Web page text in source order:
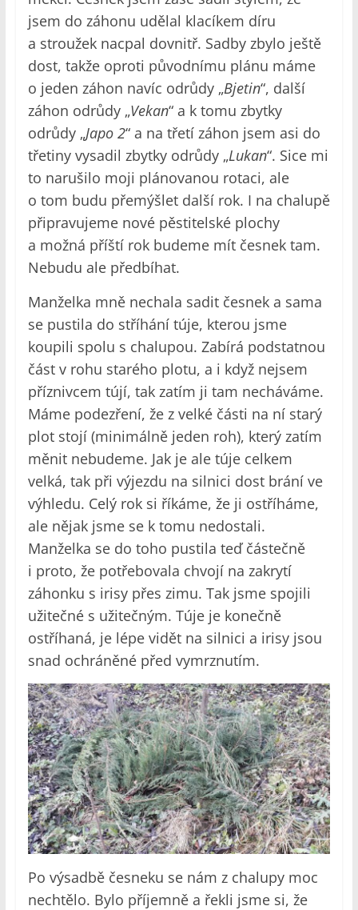
jsem do záhonu udělal klacíkem díru
a stroužek nacpal dovnitř. Sadby zbylo ještě
dost, takže oproti původnímu plánu máme
o jeden záhon navíc odrůdy „Bjetin“, další
záhon odrůdy „Vekan“ a k tomu zbytky
odrůdy „Japo 2“ a na třetí záhon jsem asi do
třetiny vysadil zbytky odrůdy „Lukan“. Sice mi
to narušilo moji plánovanou rotaci, ale
o tom budu přemýšlet další rok. I na chalupě
připravujeme nové pěstitelské plochy
a možná příští rok budeme mít česnek tam.
Nebudu ale předbíhat.
Manželka mně nechala sadit česnek a sama
se pustila do stříhání túje, kterou jsme
koupili spolu s chalupou. Zabírá podstatnou
část v rohu starého plotu, a i když nejsem
příznivcem tújí, tak zatím ji tam necháváme.
Máme podezření, že z velké části na ní starý
plot stojí (minimálně jeden roh), který zatím
měnit nebudeme. Jak je ale túje celkem
velká, tak při výjezdu na silnici dost brání ve
výhledu. Celý rok si říkáme, že ji ostříháme,
ale nějak jsme se k tomu nedostali.
Manželka se do toho pustila teď částečně
i proto, že potřebovala chvojí na zakrytí
záhonku s irisy přes zimu. Tak jsme spojili
užitečné s užitečným. Túje je konečně
ostříhaná, je lépe vidět na silnici a irisy jsou
snad ochráněné před vymrznutím.
Po výsadbě česneku se nám z chalupy moc
nechtělo. Bylo příjemně a řekli jsme si, že